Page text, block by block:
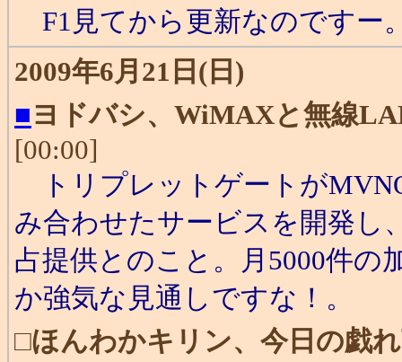
F1見てから更新なのですー
2009年6月21日(日)
■ヨドバシ、WiMAXと無線
[00:00]
トリプレットゲートが
み合わせたサービスを開発し
占提供とのこと。月5000件の
か強気な見通しですな！。
□ほんわかキリン、今日の戯